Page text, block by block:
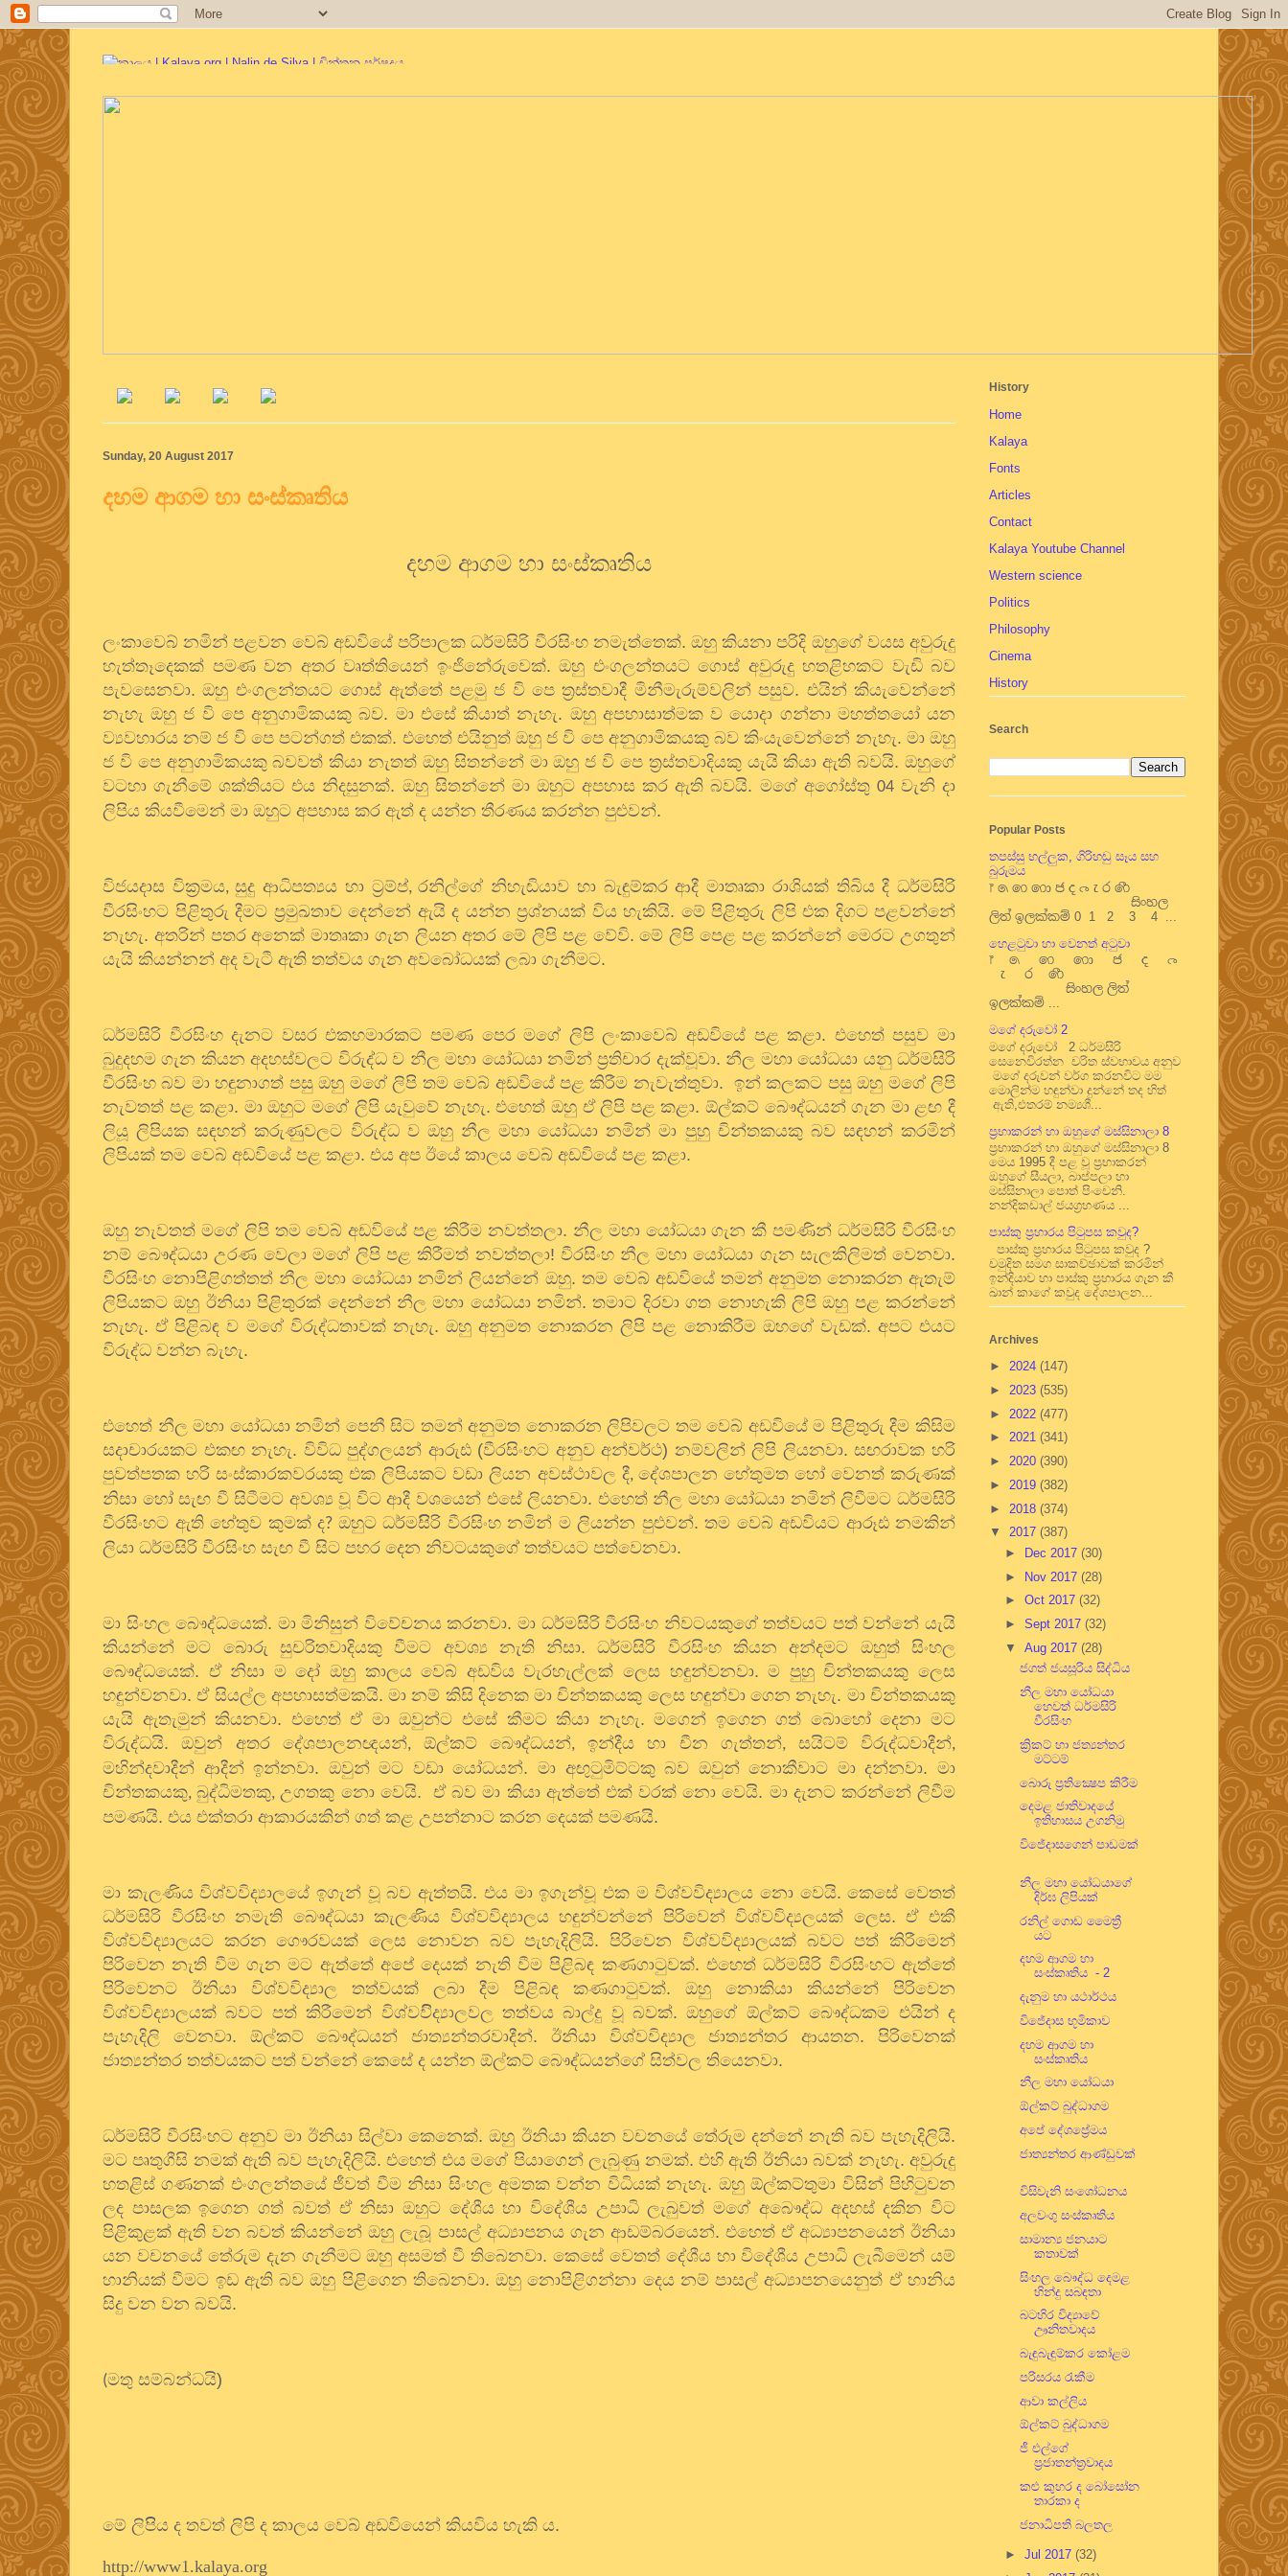
Sunday, 20 August 2017
දහම ආගම හා සංස්කෘතිය
දහම ආගම හා සංස්කෘතිය
ලංකාවෙබ් නමින් පළවන වෙබ් අඩවියේ පරිපාලක ධර්මසිරි වීරසිංහ නමැත්තෙක්. ඔහු කියනා පරිදි ඔහුගේ වයස අවුරුදු
හැත්තෑදෙකක් පමණ වන අතර වෘත්තියෙන් ඉංජිනේරුවෙක්. ඔහු එංගලන්තයට ගොස් අවුරුදු හතළිහකට වැඩි බව
පැවසෙනවා. ඔහු එංගලන්තයට ගොස් ඇත්තේ පළමු ජ වි පෙ ත්‍රස්තවාදී මිනීමැරුම්වලින් පසුව. එයින් කියැවෙන්නේ
නැහැ ඔහු ජ වි පෙ අනුගාමිකයකු බව. මා එසේ කියාත් නැහැ. ඔහු අපහාසාත්මක ව යොදා ගන්නා මහත්තයෝ යන
ව්‍යවහාරය නම් ජ වි පෙ පටන්ගත් එකක්. එහෙත් එයිනුත් ඔහු ජ වි පෙ අනුගාමිකයකු බව කිංයැවෙන්නේ නැහැ. මා ඔහු
ජ වි පෙ අනුගාමිකයකු බවවත් කියා නැතත් ඔහු සිතන්නේ මා ඔහු ජ වි පෙ ත්‍රස්තවාදියකු යැයි කියා ඇති බවයි. ඔහුගේ
වටහා ගැනීමේ ශක්තියට එය නිදසුනක්. ඔහු සිතන්නේ මා ඔහුට අපහාස කර ඇති බවයි. මගේ අගෝස්තු 04වැනි දා
ලිපිය කියවීමෙන් මා ඔහුට අපහාස කර ඇත් ද යන්න තීරණය කරන්න පුළුවන්.
විජයදාස වික්‍රමය,සුදු ආධිපත්‍යය හා ට්‍රම්ප්,රනිල්ගේ නිහැඬියාව හා බැඳුම්කර ආදී මාතෘකා රාශියක් තිබිය දී ධර්මසිරි
වීරසිංහට පිළිතුරු දීමට ප්‍රමුඛතාව දෙන්නේ ඇයි ද යන්න ප්‍රශ්නයක් විය හැකියි. මේ පිළිතුරු ලිපි එක දිගට පළවන්නේ
නැහැ. අතරින් පතර අනෙක් මාතෘකා ගැන ලියන අතර මේ ලිපි පළ වේවි. මේ ලිපි පෙළ පළ කරන්නේ මෙරට උගතුන්
යැයි කියන්නන් අද වැටී ඇති තත්වය ගැන අවබෝධයක් ලබා ගැනීමට.
ධර්මසිරි වීරසිංහ දැනට වසර එකහමාරකට පමණ පෙර මගේ ලිපි ලංකාවෙබ් අඩවියේ පළ කළා. එහෙත් පසුව මා
බුදුදහම ගැන කියන අදහස්වලට විරුද්ධ ව නීල මහා යෝධයා නමින් ප්‍රතිචාර දැක්වූවා. නීල මහා යෝධයා යනු ධර්මසිරි
වීරසිංහ බව මා හඳුනාගත් පසු ඔහු මගේ ලිපි තම වෙබ් අඩවියේ පළ කිරීම නැවැත්තුවා. ඉන් කලකට පසු ඔහු මගේ ලිපි
නැවතත් පළ කළා. මා ඔහුට මගේ ලිපි යැවුවේ නැහැ. එහෙත් ඔහු ඒ ලිපි පළ කළා. ඕල්කට් බෞද්ධයන් ගැන මා ළඟ දී
ලියූ ලිපියක සඳහන් කරුණුවලට විරුද්ධ ව ඔහු නීල මහා යෝධයා නමින් මා පුහු චින්තකයකු බව සඳහන් කරමින්
ලිපියක් තම වෙබ් අඩවියේ පළ කළා. එය අප ඊයේ කාලය වෙබ් අඩවියේ පළ කළා.
ඔහු නැවතත් මගේ ලිපි තම වෙබ් අඩවියේ පළ කිරීම නවත්තලා. නීල මහා යෝධයා ගැන කී පමණින් ධර්මසිරි වීරසිංහ
නම් බෞද්ධයා උරණ වෙලා මගේ ලිපි පළ කිරීමත් නවත්තලා! වීරසිංහ නීල මහා යෝධයා ගැන සැලකිලිමත් වෙනවා.
වීරසිංහ නොපිළිගත්තත් නීල මහා යෝධයා නමින් ලියන්නේ ඔහු. තම වෙබ් අඩවියේ තමන් අනුමත නොකරන ඇතැම්
ලිපියකට ඔහු ඊනියා පිළිතුරක් දෙන්නේ නීල මහා යෝධයා නමින්. තමාට දිරවා ගත නොහැකි ලිපි ඔහු පළ කරන්නේ
නැහැ. ඒ පිළිබඳ ව මගේ විරුද්ධතාවක් නැහැ. ඔහු අනුමත නොකරන ලිපි පළ නොකිරීම ඔහගේ වැඩක්. අපට එයට
විරුද්ධ වන්න බැහැ.
එහෙත් නීල මහා යෝධයා නමින් පෙනී සිට තමන් අනුමත නොකරන ලිපිවලට තම වෙබ් අඩවියේ ම පිළිතුරු දීම කිසිම
සදාචාරයකට එකඟ නැහැ. විවිධ පුද්ගලයන් ආරුඪ (වීරසිංහට අනුව අන්වර්ථ) නම්වලින් ලිපි ලියනවා. සඟරාවක හරි
පුවත්පතක හරි සංස්කාරකවරයකු එක ලිපියකට වඩා ලියන අවස්ථාවල දී, දේශපාලන හේතුමත හෝ වෙනත් කරුණක්
නිසා හෝ සැඟ වී සිටීමට අවශ්‍ය වූ විට ආදී වශයෙන් එසේ ලියනවා. එහෙත් නීල මහා යෝධයා නමින් ලිවීමට ධර්මසිරි
වීරසිංහට ඇති හේතුව කුමක් ද? ඔහුට ධර්මසිිරි වීරසිංහ නමින් ම ලියන්න පුළුවන්. තම වෙබ් අඩවියට ආරූඪ නමකින්
ලියා ධර්මසිරි වීරසිංහ සැඟ වී සිට පහර දෙන නිවටයකුගේ තත්වයට පත්වෙනවා.
මා සිංහල බෞද්ධයෙක්. මා මිනිසුන් විවේචනය කරනවා. මා ධර්මසිරි වීරසිංහ නිවටයකුගේ තත්වයට පත් වන්නේ යැයි
කියන්නේ මට බොරු සුචරිතවාදියකු වීමට අවශ්‍ය නැති නිසා. ධර්මසිරි වීරසිංහ කියන අන්දමට ඔහුත් සිංහල
බෞද්ධයෙක්. ඒ නිසා ම දෝ ඔහු කාලය වෙබ් අඩවිය වැරහැල්ලක් ලෙස හඳුන්වනවා. ම පුහු චින්තකයකු ලෙස
හඳුන්වනවා. ඒ සියල්ල අපහාසත්මකයි. මා නම් කිසි දිනෙක මා චින්තකයකු ලෙස හඳුන්වා ගෙන නැහැ. මා චින්තකයකු
යැයි ඇතැමුන් කියනවා. එහෙත් ඒ මා ඔවුන්ට එසේ කීමට කියා නැහැ. මගෙන් ඉගෙන ගත් බොහෝ දෙනා මට
විරුද්ධයි. ඔවුන් අතර දේශපාලනඥයන්, ඕල්කට් බෞද්ධයන්, ඉන්දීය හා චීන ගැත්තන්, සයිටම් විරුද්ධවාදීන්,
මහින්දවාදීන් ආදීන් ඉන්නවා. ඔවුන් මට වඩා යෝධයන්. මා අඟුටුමිට්ටකු බව ඔවුන් නොකීවාට මා දන්නවා. මා
චින්තකයකු,බුද්ධිමතකු,උගතකු නො වෙයි.
ඒ බව මා කියා ඇත්තේ එක් වරක් නො වෙයි. මා දැනට කරන්නේ ලිවීම
පමණයි. එය එක්තරා ආකාරයකින් ගත් කළ උපන්නාට කරන දෙයක් පමණයි.
මා කැලණිය විශ්වවිද්‍යාලයේ ඉගැන් වූ බව ඇත්තයි. එය මා ඉගැන්වූ එක ම විශ්වවිද්‍යාලය නො වෙයි. කෙසේ වෙතත්
ධර්මසිරි වීරසිංහ නමැති බෞද්ධයා කැලණිය විශ්වවිද්‍යාලය හඳුන්වන්නේ පිරිවෙන් විශ්වවිද්‍යලයක් ලෙස. ඒ එකී
විශ්වවිද්‍යාලයට කරන ගෞරවයක් ලෙස නොවන බව පැහැදිලියි. පිරිවෙන විශ්වවිද්‍යාලයක් බවට පත් කිරීමෙන්
පිරිවෙන නැති වීම ගැන මට ඇත්තේ අපේ දෙයක් නැති වීම පිළිබඳ කණගාටුවක්. එහෙත් ධර්මසිරි වීරසිංහට ඇත්තේ
පිරිවෙනට ඊනියා විශ්වවිද්‍යාල තත්වයක් ලබා දීම පිළිබඳ කණගාටුවක්. ඔහු නොකියා කියන්නේ පිරිවෙන
විශ්වවිද්‍යාලයක් බවට පත් කිරීමෙන් විශ්වවිිද්‍යාලවල තත්වය බාල්දු වූ බවක්. ඔහුගේ ඕල්කට් බෞද්ධකම එයින් ද
පැහැදිලි වෙනවා. ඕල්කට් බෞද්ධයන් ජාත්‍යන්තරවාදීන්. ඊනියා විශ්වවිද්‍යාල ජාත්‍යන්තර ආයතන. පිරිවෙනක්
ජාත්‍යන්තර තත්වයකට පත් වන්නේ කෙසේ ද යන්න ඕල්කට් බෞද්ධයන්ගේ සිත්වල තියෙනවා.
ධර්මසිරි වීරසිංහට අනුව මා ඊනියා සිල්වා කෙනෙක්. ඔහු ඊනියා කියන වචනයේ තේරුම දන්නේ නැති බව පැහැදිලියි.
මට පෘතුගීසි නමක් ඇති බව පැහැදිලියි. එහෙත් එය මගේ පියාගෙන් ලැබුණු නමක්. එහි ඇති ඊනියා බවක් නැහැ. අවුරුදු
හතළිස් ගණනක් එංගලන්තයේ ජීවත් වීම නිසා සිංහල අමතක වන්න විධියක් නැහැ. ඔහු ඕල්කට්තුමා විසින් පිහිටුවන
ලද පාසලක ඉගෙන ගත් බවත් ඒ නිසා ඔහුට දේශීය හා විදේශීය උපාධි ලැබුවත් මගේ අබෞද්ධ අදහස් දකින විට
පිළිකුළක් ඇති වන බවත් කියන්නේ ඔහු ලැබූ පාසල් අධ්‍යාපනය ගැන ආඩම්බරයෙන්. එහෙත් ඒ අධ්‍යාපනයෙන් ඊනියා
යන වචනයේ තේරුම දැන ගැනීමට ඔහු අසමත් වී තිබෙනවා. කෙසේ වෙතත් දේශීය හා විදේශීය උපාධි ලැබීමෙන් යම්
හානියක් වීමට ඉඩ ඇති බව ඔහු පිළිගෙන තිබෙනවා. ඔහු නොපිළිගන්නා දෙය නම් පාසල් අධ්‍යාපනයෙනුත් ඒ හානිය
සිදු වන වන බවයි.
(මතු සම්බන්ධයි)
මේ ලිපිිය ද තවත් ලිපි ද කාලය වෙබ් අඩවියෙන් කියවිය හැකි ය.
http://www1.kalaya.org
History
Home
Kalaya
Fonts
Articles
Contact
Kalaya Youtube Channel
Western science
Politics
Philosophy
Cinema
History
Search
Popular Posts
තපස්සු භල්ලුක, ගිරිහඬු සෑය සහ
බුරුමය
෦ ෧ ෨ ෩ ෪ ෫ ෬ ෭ ෮ ෯
සිංහල
ලිත් ඉලක්කම් 0 1 2 3 4 ...
හෙළටුවා හා වෙනත් අටුවා
෦ ෧ ෨ ෩ ෪ ෫ ෬
෭ ෮ ෯
සිංහල ලිත්
ඉලක්කම් ...
මගේ දරුවෝ 2
මගේ දරුවෝ 2 ධර්මසිරි
සෙනෙවිරත්න චරිත ස්වභාවය අනුව
මගේ දරුවන් වර්ග කරනවිට මම
මොලින්ම හඳුන්වා දුන්නේ තද හිත්
ඇති,එතරම් නම්‍යශී...
ප්‍රභාකරන් හා ඔහුගේ මස්සිනාලා 8
ප්‍රභාකරන් හා ඔහුගේ මස්සිනාලා 8
මෙය 1995 දී පළ වූ ප්‍රභාකරන්
ඔහුගේ සීයලා, බාප්පලා හා
මස්සිනාලා පොත් පිංචෙනි.
නන්දිකඩාල් ජයග්‍රහණය ...
පාස්කු ප්‍රහාරය පිටුපස කවුද?
පාස්කු ප්‍රහාරය පිටුපස කවුද ?
චමුදිත සමග සාකච්ඡාවක් කරමින්
ඉන්දියාව හා පාස්කු ප්‍රහාරය ගැන කී
ඛාන් කාගේ කවුද දේශපාලන...
Archives
► 2024 (147)
► 2023 (535)
► 2022 (477)
► 2021 (341)
► 2020 (390)
► 2019 (382)
► 2018 (374)
▼ 2017 (387)
►
Dec 2017 (30)
► Nov 2017 (28)
► Oct 2017 (32)
► Sept 2017 (32)
▼ Aug 2017 (28)
ජගත් ජයසූරිය සිද්ධිය
නීල මහා යෝධයා
හෙවත් ධර්මසිරි
වීරසිංහ
ක්‍රිකට් හා ජත්‍යන්තර
මට්ටම්
බොරු ප්‍රතික්‍ෂෙප කිරීම
දෙමළ ජාතිවාදයේ
ඉතිහාසය උගනිමු
විජේදාසගෙන් පාඩමක්
නීල මහා යෝධයාගේ
දිර්ඝ ලිපියක්
රනිල් ගොඩ මෛත්‍රී
යට
දහම ආගම හා
සංස්කෘතිය - 2
දැනුම හා යථාර්ථය
විජේදාස භූමිකාව
දහම ආගම හා
සංස්කෘතිය
නීල මහා යෝධයා
ඕල්කට් බුද්ධාගම
අපේ දේශප්‍රේමය
ජාත්‍යන්තර ආණ්ඩුවක්
විසිවැනි සංශෝධනය
අලවංගු සංස්කෘතිය
සාමාන්‍ය ජනයාට
කතාවක්
සිංහල බෞද්ධ දෙමළ
හින්දු සබඳතා
බටහිර විද්‍යාවේ
ඌනිතවාදය
බැඳුබැඳුම්කර කෝළම
පරිසරය රැකීම
ආවා කල්ලිය
ඕල්කට් බුද්ධාගම
ජී එල්ගේ
ප්‍රජාතන්ත්‍රවාදය
කළු කුහර ද බෝසෝන
තාරකා ද
ජනාධිපති බලතල
► Jul 2017 (32)